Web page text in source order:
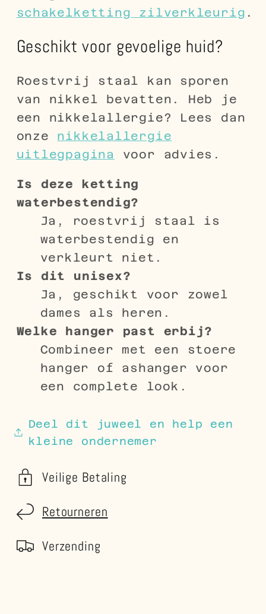
schakelketting zilverkleurig .
Geschikt voor gevoelige huid?
Roestvrij staal kan sporen
van nikkel bevatten. Heb je
een nikkelallergie? Lees dan
onze nikkelallergie
uitlegpagina
voor advies.
Is deze ketting
waterbestendig?
Ja, roestvrij staal is
waterbestendig en
verkleurt niet.
Is dit unisex?
Ja, geschikt voor zowel
dames als heren.
Welke hanger past erbij?
Combineer met een stoere
hanger of ashanger voor
een complete look.
Deel dit juweel en help een
kleine ondernemer
Veilige Betaling
Retourneren
Verzending